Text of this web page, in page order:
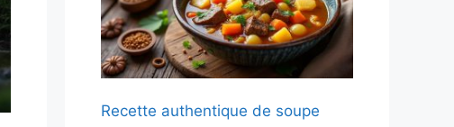
Recette authentique de soupe